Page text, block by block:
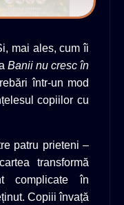
mai ales, cum îi
Banii nu cresc în
într-un mod
copiilor cu
patru prieteni –
transformă
complicate în
Copiii învață